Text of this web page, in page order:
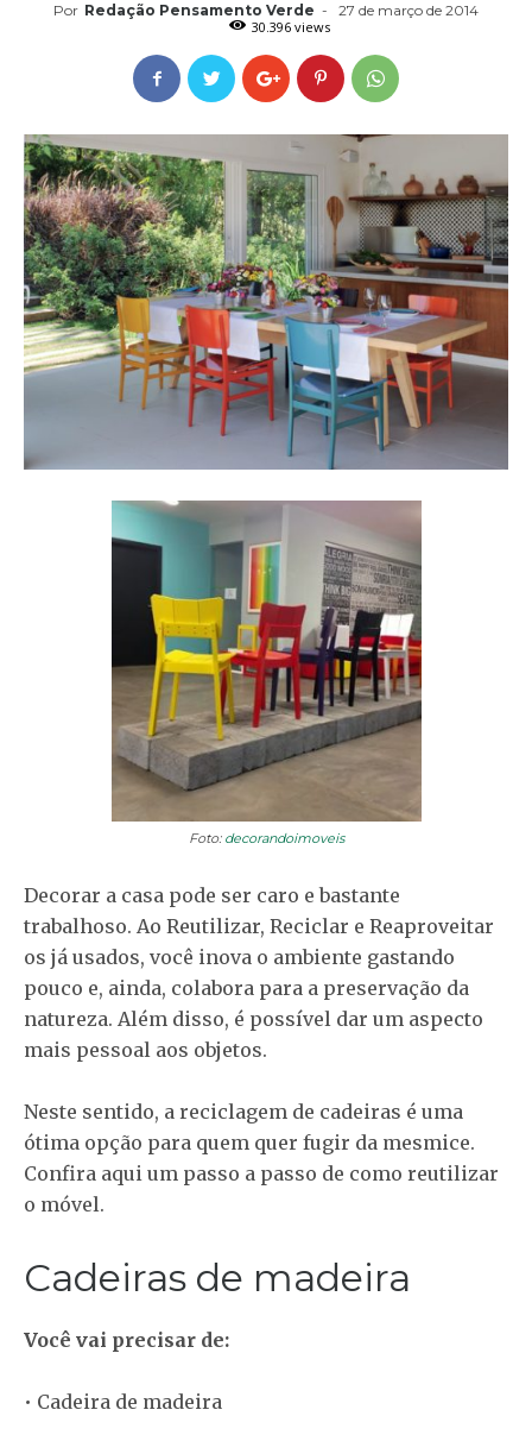
Por Redação Pensamento Verde -
27 de março de 2014
30.396 views
Foto: decorandoimoveis
Decorar a casa pode ser caro e bastante
trabalhoso. Ao Reutilizar, Reciclar e Reaproveitar
os já usados, você inova o ambiente gastando
pouco e, ainda, colabora para a preservação da
natureza. Além disso, é possível dar um aspecto
mais pessoal aos objetos.
Neste sentido, a reciclagem de cadeiras é uma
ótima opção para quem quer fugir da mesmice.
Confira aqui um passo a passo de como reutilizar
o móvel.
Cadeiras de madeira
Você vai precisar de:
• Cadeira de madeira